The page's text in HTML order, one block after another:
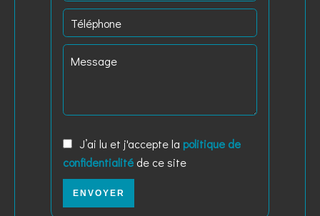
J’ai lu et j'accepte la politique de
confidentialité de ce site
ENVOYER